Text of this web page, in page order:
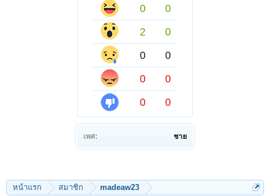
0
0
2
0
0
0
0
0
0
0
เพศ: ชาย
หน้าแรก สมาชิก madeaw23